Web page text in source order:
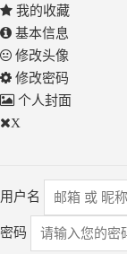
我的收藏
基本信息
修改头像
修改密码
个人封面
X
用户名
密码